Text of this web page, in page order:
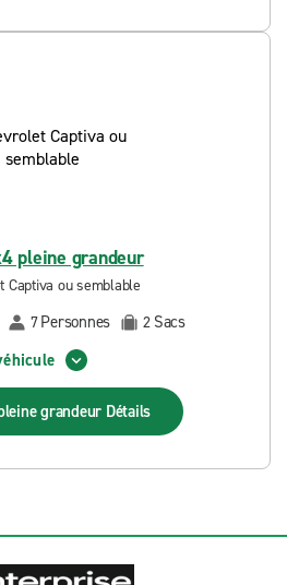
pleine grandeur
Captiva ou semblable
7Personnes 2 Sacs
grandeur Détails